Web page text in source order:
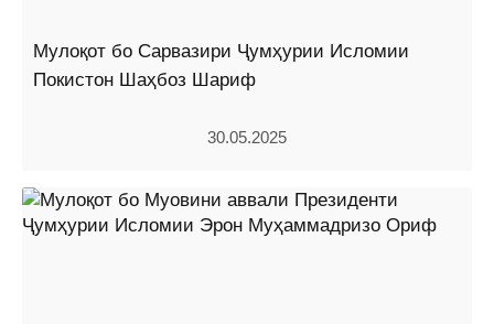
Мулоқот бо Сарвазири Ҷумҳурии Исломии
Покистон Шаҳбоз Шариф
30.05.2025